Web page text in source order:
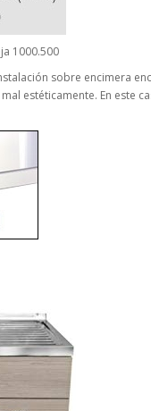
1000.500
sobre encimera
estéticamente. En este